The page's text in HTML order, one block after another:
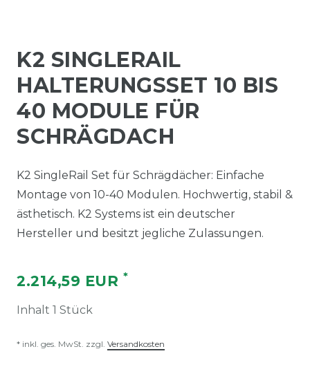
K2 SINGLERAIL
HALTERUNGSSET 10 BIS
40 MODULE FÜR
SCHRÄGDACH
K2 SingleRail Set für Schrägdächer: Einfache
Montage von 10-40 Modulen. Hochwertig, stabil &
ästhetisch. K2 Systems ist ein deutscher
Hersteller und besitzt jegliche Zulassungen.
2.214,59 EUR *
Inhalt 1 Stück
* inkl. ges. MwSt. zzgl. Versandkosten